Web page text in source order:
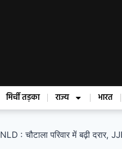
मिर्ची तड़का राज्य भारत
: चौटाला परिवार में बढ़ी दरार,